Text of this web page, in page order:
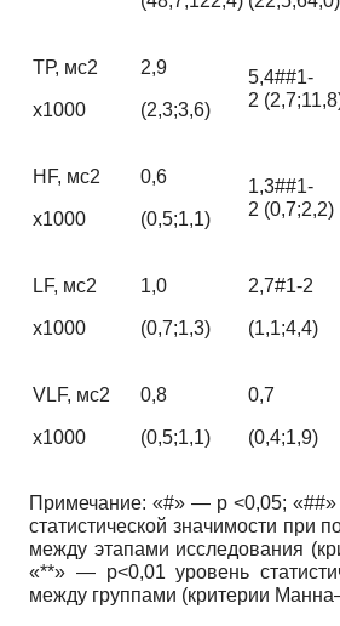
ТР, мс2
х1000
2,9
(2,3;3,6)
5,4##1-
2
HF, мс2
х1000
0,6
(0,5;1,1)
1,3##1-
2 (0,7;2,2)
LF, мс2
х1000
1,0
(0,7;1,3)
2,7#1-2
(1,1;4,4)
VLF, мс2
х1000
0,8
(0,5;1,1)
0,7
(0,4;1,9)
Примечание: «#» — р <0,05;
статистической значимости при
между этапами исследования
«**» — р<0,01 уровень
между группами (критерии